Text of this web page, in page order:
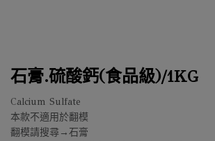
石膏.硫酸鈣(食品級)/1KG
Calcium Sulfate
本款不適用於翻模
翻模請搜尋→石膏